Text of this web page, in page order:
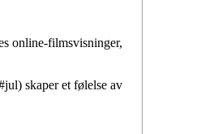
online-filmsvisninger,
skaper et følelse av